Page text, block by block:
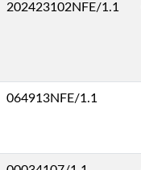
202423102NFE/1.1
064913NFE/1.1